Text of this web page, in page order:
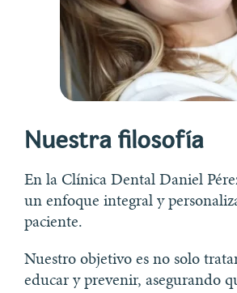
Nuestra filosofía
En la Clínica Dental Daniel
un enfoque integral y
paciente.
Nuestro objetivo es no solo
educar y prevenir, asegurando